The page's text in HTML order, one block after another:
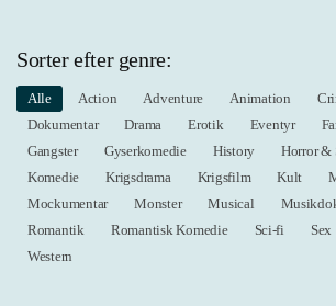
Sorter efter genre:
Alle Action Adventure Animation
Dokumentar
Drama Erotik Eventyr
Gangster
Gyserkomedie History Horror &
Komedie
Krigsdrama Krigsfilm Kult
Mockumentar
Monster Musical
Romantik
Romantisk Komedie Sci-fi Sex
Western